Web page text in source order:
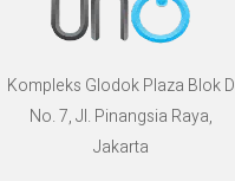
Kompleks Glodok Plaza Blok D
No. 7, Jl. Pinangsia Raya,
Jakarta